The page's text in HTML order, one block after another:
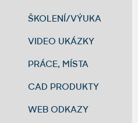
ŠKOLENÍ/VÝUKA
VIDEO UKÁZKY
PRÁCE, MÍSTA
CAD PRODUKTY
WEB ODKAZY